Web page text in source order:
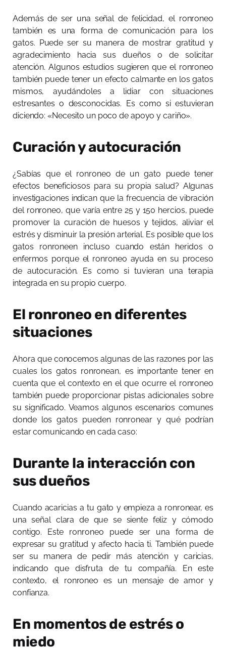
Además de ser una señal de felicidad, el ronroneo
también es una forma de comunicación para los
gatos. Puede ser su manera de mostrar gratitud y
agradecimiento hacia sus dueños o de solicitar
atención. Algunos estudios sugieren que el ronroneo
también puede tener un efecto calmante en los gatos
mismos, ayudándoles a lidiar con situaciones
estresantes o desconocidas. Es como si estuvieran
diciendo: «Necesito un poco de apoyo y cariño».
Curación y autocuración
¿Sabías que el ronroneo de un gato puede tener
efectos beneficiosos para su propia salud? Algunas
investigaciones indican que la frecuencia de vibración
del ronroneo, que varía entre 25 y 150 hercios, puede
promover la curación de huesos y tejidos, aliviar el
estrés y disminuir la presión arterial. Es posible que los
gatos ronroneen incluso cuando están heridos o
enfermos porque el ronroneo ayuda en su proceso
de autocuración. Es como si tuvieran una terapia
integrada en su propio cuerpo.
El ronroneo en diferentes
situaciones
Ahora que conocemos algunas de las razones por las
cuales los gatos ronronean, es importante tener en
cuenta que el contexto en el que ocurre el ronroneo
también puede proporcionar pistas adicionales sobre
su significado. Veamos algunos escenarios comunes
donde los gatos pueden ronronear y qué podrían
estar comunicando en cada caso:
Durante la interacción con
sus dueños
Cuando acaricias a tu gato y empieza a ronronear, es
una señal clara de que se siente feliz y cómodo
contigo. Este ronroneo puede ser una forma de
expresar su gratitud y afecto hacia ti. También puede
ser su manera de pedir más atención y caricias,
indicando que disfruta de tu compañía. En este
contexto, el ronroneo es un mensaje de amor y
confianza.
En momentos de estrés o
miedo